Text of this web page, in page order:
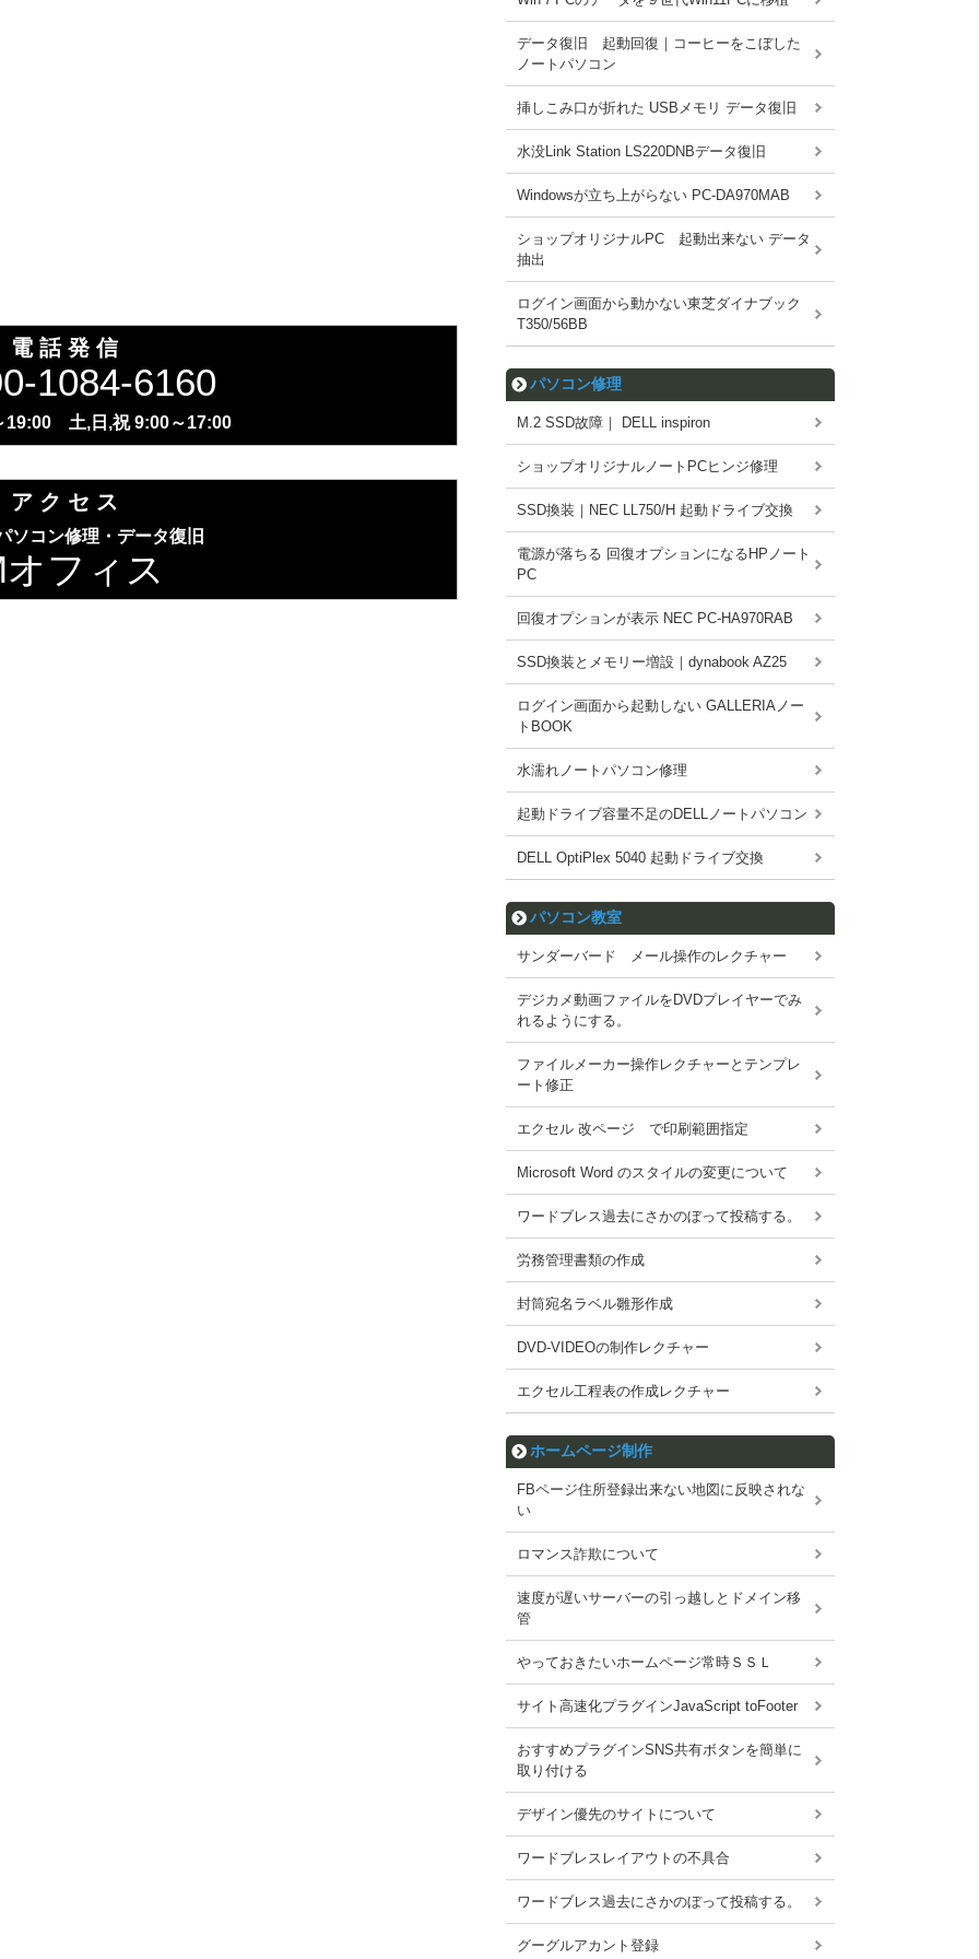
電 話 発 信
1084-6160
19:00 土,日,祝 9:00～17:00
ア ク セ ス
ソコン修理・データ復旧
オフィス
データ復旧 起動回復｜コーヒーをこぼした
ノートパソコン
挿しこみ口が折れた USBメモリ データ復旧
水没Link Station LS220DNBデータ復旧
Windowsが立ち上がらない PC-DA970MAB
ショップオリジナルPC 起動出来ない データ
抽出
ログイン画面から動かない東芝ダイナブック
T350/56BB
パソコン修理
M.2 SSD故障｜ DELL inspiron
ショップオリジナルノートPCヒンジ修理
SSD換装｜NEC LL750/H 起動ドライブ交換
電源が落ちる 回復オプションになるHPノート
PC
回復オプションが表示 NEC PC-HA970RAB
SSD換装とメモリー増設｜dynabook AZ25
ログイン画面から起動しない GALLERIAノー
トBOOK
水濡れノートパソコン修理
起動ドライブ容量不足のDELLノートパソコン
DELL OptiPlex 5040 起動ドライブ交換
パソコン教室
サンダーバード メール操作のレクチャー
デジカメ動画ファイルをDVDプレイヤーでみ
れるようにする。
ファイルメーカー操作レクチャーとテンプレ
ート修正
エクセル 改ページ で印刷範囲指定
Microsoft Word のスタイルの変更について
ワードブレス過去にさかのぼって投稿する。
労務管理書類の作成
封筒宛名ラベル雛形作成
DVD-VIDEOの制作レクチャー
エクセル工程表の作成レクチャー
ホームページ制作
FBページ住所登録出来ない地図に反映されな
い
ロマンス詐欺について
速度が遅いサーバーの引っ越しとドメイン移
管
やっておきたいホームページ常時ＳＳＬ
サイト高速化プラグインJavaScript toFooter
おすすめプラグインSNS共有ボタンを簡単に
取り付ける
デザイン優先のサイトについて
ワードブレスレイアウトの不具合
ワードブレス過去にさかのぼって投稿する。
グーグルアカント登録